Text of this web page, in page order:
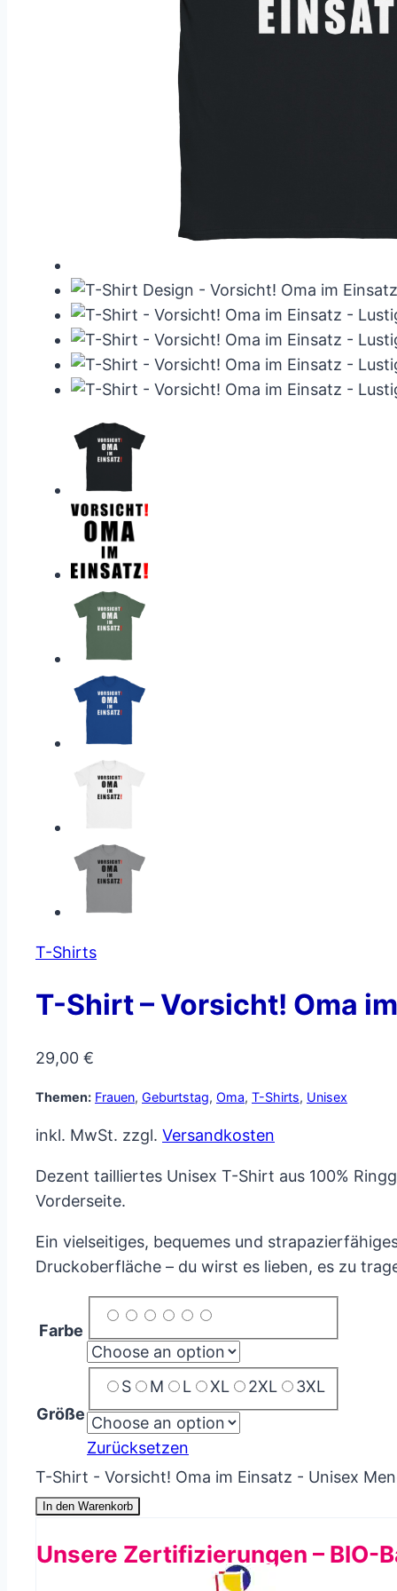
T-Shirts
T-Shirt – Vorsicht! Oma
29,00 €
Themen: Frauen, Geburtstag, Oma, T-Shirts, Unisex
inkl. MwSt. zzgl. Versandkosten
Dezent tailliertes Unisex T-Shirt aus 100%
Vorderseite.
Ein vielseitiges, bequemes und
Druckoberfläche – du wirst es lieben, es zu
Farbe
Größe
S M L XL 2XL 3XL
Zurücksetzen
T-Shirt - Vorsicht! Oma im Einsatz - Unisex
In den Warenkorb
Unsere Zertifizierungen – BIO-